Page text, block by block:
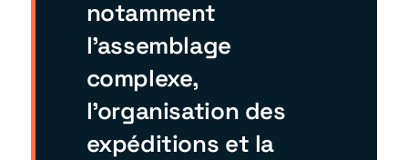
notamment
l'assemblage
complexe,
l'organisation des
expéditions et la